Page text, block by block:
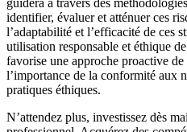
identifier, évaluer et atténuer ces
l’adaptabilité et l’efficacité de ces
utilisation responsable et éthique
favorise une approche proactive
l’importance de la conformité aux
pratiques éthiques.
N’attendez plus, investissez dès